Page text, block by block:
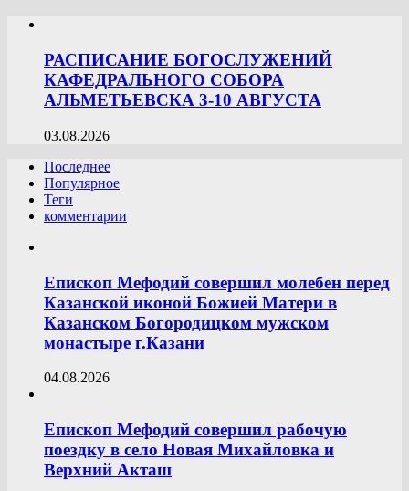
РАСПИСАНИЕ БОГОСЛУЖЕНИЙ
КАФЕДРАЛЬНОГО СОБОРА
АЛЬМЕТЬЕВСКА 3-10 АВГУСТА
03.08.2026
Последнее
Популярное
Теги
комментарии
Епископ Мефодий совершил молебен перед
Казанской иконой Божией Матери в
Казанском Богородицком мужском
монастыре г.Казани
04.08.2026
Епископ Мефодий совершил рабочую
поездку в село Новая Михайловка и
Верхний Акташ